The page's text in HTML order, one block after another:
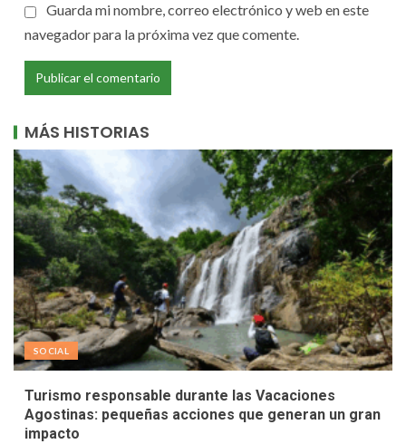
Guarda mi nombre, correo electrónico y web en este
navegador para la próxima vez que comente.
MÁS HISTORIAS
SOCIAL
Turismo responsable durante las Vacaciones
Agostinas: pequeñas acciones que generan un gran
impacto